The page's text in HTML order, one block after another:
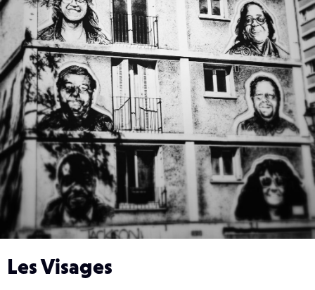
Les Visages